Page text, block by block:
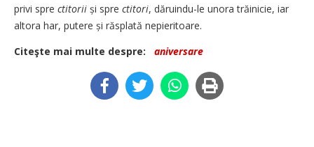
privi spre ctitorii și spre ctitori, dăruindu-le unora trăinicie, iar
altora har, putere și răsplată nepieritoare.
Citeşte mai multe despre:
aniversare